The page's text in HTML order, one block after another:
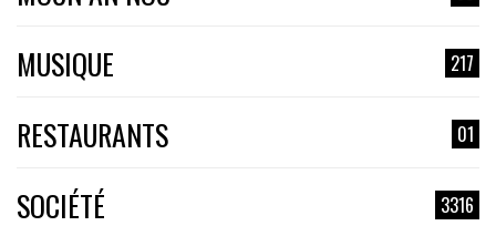
MUSIQUE 217
RESTAURANTS 01
SOCIÉTÉ 3316